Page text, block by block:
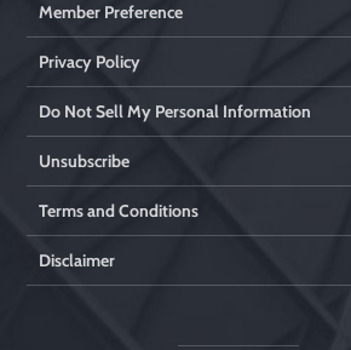
Member Preference
Privacy Policy
Do Not Sell My Personal Information
Unsubscribe
Terms and Conditions
Disclaimer